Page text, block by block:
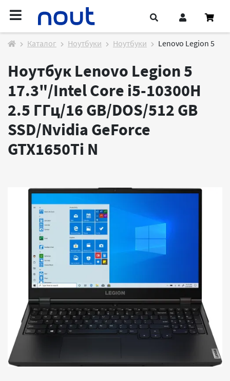
Каталог Ноутбуки Ноутбуки Lenovo Legion 5
Ноутбук Lenovo Legion 5
17.3"/Intel Core i5-10300H
2.5 ГГц/16 GB/DOS/512 GB
SSD/Nvidia GeForce
GTX1650Ti N